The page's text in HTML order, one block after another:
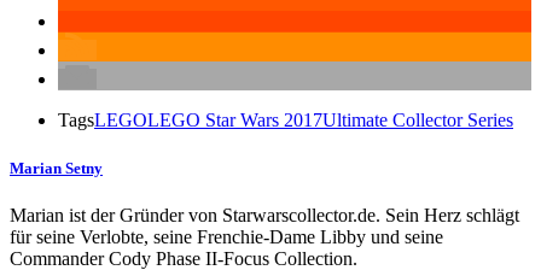
TagsLEGOLEGO Star Wars 2017Ultimate Collector Series
Marian Setny
Marian ist der Gründer von Starwarscollector.de. Sein Herz schlägt
für seine Verlobte, seine Frenchie-Dame Libby und seine
Commander Cody Phase II-Focus Collection.